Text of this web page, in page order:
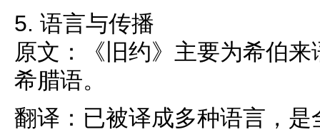
5. 语言与传播
原文：《旧约》主要为希伯
希腊语。
翻译：已被译成多种语言，